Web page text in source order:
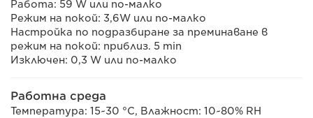
Работа: 59 W или по-малко
Режим на покой: 3,6W или по-малко
Настройка по подразбиране за преминаване в
режим на покой: приблиз. 5 min
Изключен: 0,3 W или по-малко
Работна среда
Температура: 15~30 °C, Влажност: 10~80% RH